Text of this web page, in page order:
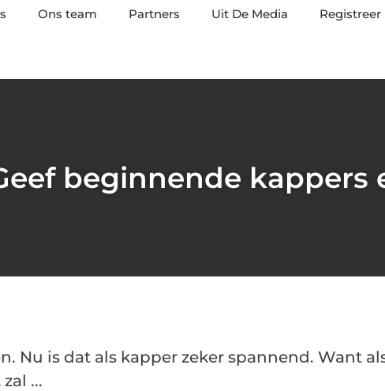
Ons team Partners Uit De Media Registreer
beginnende kappers
Nu is dat als kapper zeker spannend. Want
...